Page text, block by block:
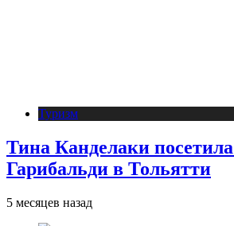
Туризм
Тина Канделаки
Гарибальди в Тольятти
5 месяцев назад